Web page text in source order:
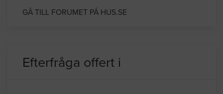
GÅ TILL FORUMET PÅ HUS.SE
Efterfråga offert i